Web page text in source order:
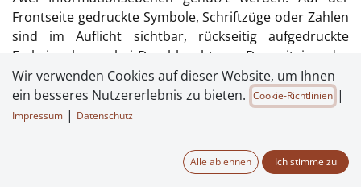
Frontseite gedruckte Symbole, Schriftzüge oder Zahlen
sind im Auflicht sichtbar, rückseitig aufgedruckte
Farbsignale nur bei Durchleuchtung. Das miteinander
Verkleben von Folien ausMakrofol® BL erfolgt mit
Lösungsmitteln, Kleblacken oder Reaktionsklebern.
Makrofol® BL Diffusionsfolie
bzw. Streufolie lässt sich
Ultraschallverfahren verschweißen.
Wir verwenden Cookies auf dieser Website, um Ihnen
ein besseres Nutzererlebnis zu bieten. Cookie-Richtlinien |
Impressum | Datenschutz
Alle ablehnen Ich stimme zu